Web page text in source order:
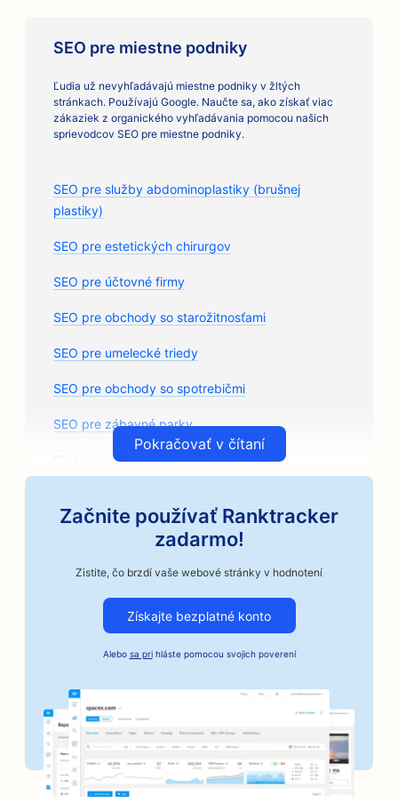
SEO pre miestne podniky
Ľudia už nevyhľadávajú miestne podniky v žltých
stránkach. Používajú Google. Naučte sa, ako získať viac
zákaziek z organického vyhľadávania pomocou našich
sprievodcov SEO pre miestne podniky.
SEO pre služby abdominoplastiky (brušnej
plastiky)
SEO pre estetických chirurgov
SEO pre účtovné firmy
SEO pre obchody so starožitnosťami
SEO pre umelecké triedy
SEO pre obchody so spotrebičmi
SEO pre zábavné parky
SEO pre arkády
SEO pre remeselné pražiarne kávy
SEO pre predajne autodielov
SEO pre autoopravovne
SEO pre autoservisy
SEO pre služby kaucií
SEO pre banky
SEO pre pekárne
Pokračovať v čítaní
Začnite používať Ranktracker
zadarmo!
Zistite, čo brzdí vaše webové stránky v hodnotení
Získajte bezplatné konto
Alebo sa prihláste pomocou svojich poverení